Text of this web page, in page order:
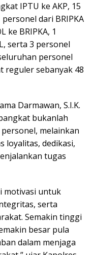
IPTU ke AKP, 15
dari BRIPKA
ke BRIPKA, 1
serta 3 personel
personel
reguler sebanyak 48
Darmawan, S.I.K.
bukanlah
melainkan
loyalitas, dedikasi,
tugas
motivasi untuk
serta
Semakin tinggi
besar pula
dalam menjaga